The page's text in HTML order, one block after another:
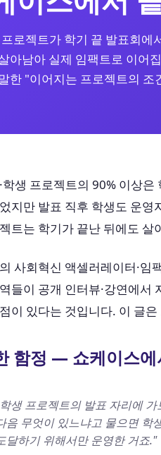
프로젝트가 학기 끝 발표회
아남아 실제 임팩트로 이어
한 "이어지는 프로젝트의 조
학생 프로젝트의 90% 이상
지만 발표 직후 학생도 운영
트는 학기가 끝난 뒤에도
사회혁신 액셀러레이터·임
들이 공개 인터뷰·강연에서
이 있다는 것입니다. 이 글
함정 — 쇼케이스에
생 프로젝트의 발표 자리에
음 무엇이 있느냐고 물으면 학
달하기 위해서만 운영한 거죠."